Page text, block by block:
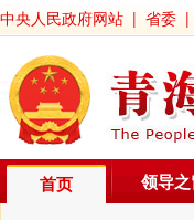
中央人民政府网站 | 省委 |
首页 领导